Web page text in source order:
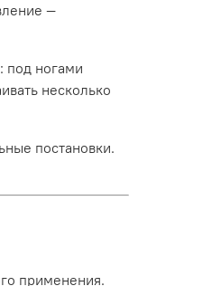
—
под ногами
несколько
постановки.
применения.